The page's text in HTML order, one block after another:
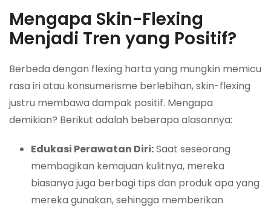
Mengapa Skin-Flexing
Menjadi Tren yang Positif?
Berbeda dengan flexing harta yang mungkin memicu
rasa iri atau konsumerisme berlebihan, skin-flexing
justru membawa dampak positif. Mengapa
demikian? Berikut adalah beberapa alasannya:
Edukasi Perawatan Diri:Saat seseorang
membagikan kemajuan kulitnya, mereka
biasanya juga berbagi tips dan produk apa yang
mereka gunakan, sehingga memberikan